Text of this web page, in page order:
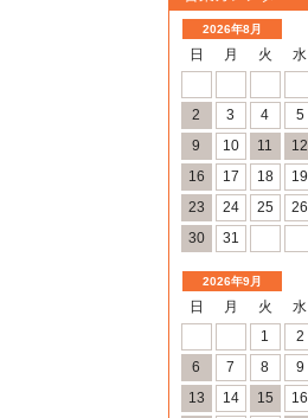
2026年8月
日 月 火 水
2
3 4 5
9
10 11 12
16
17 18 19
23
24 25 26
30
31
2026年9月
日 月 火 水
1
2
6
7 8 9
13
14 15 16